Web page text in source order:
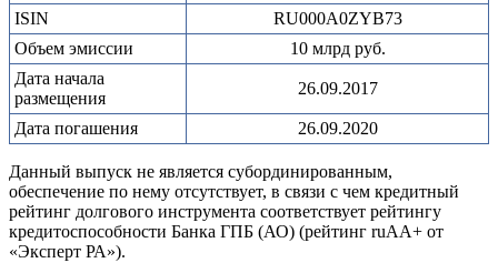
ISIN
RU000A0ZYB73
Объем эмиссии
10 млрд руб.
Дата начала
размещения
26.09.2017
Дата погашения 26.09.2020
Данный выпуск не является субординированным,
обеспечение по нему отсутствует, в связи с чем кредитный
рейтинг долгового инструмента соответствует рейтингу
кредитоспособности Банка ГПБ (АО) (рейтинг ruAA+ от
«Эксперт РА»).